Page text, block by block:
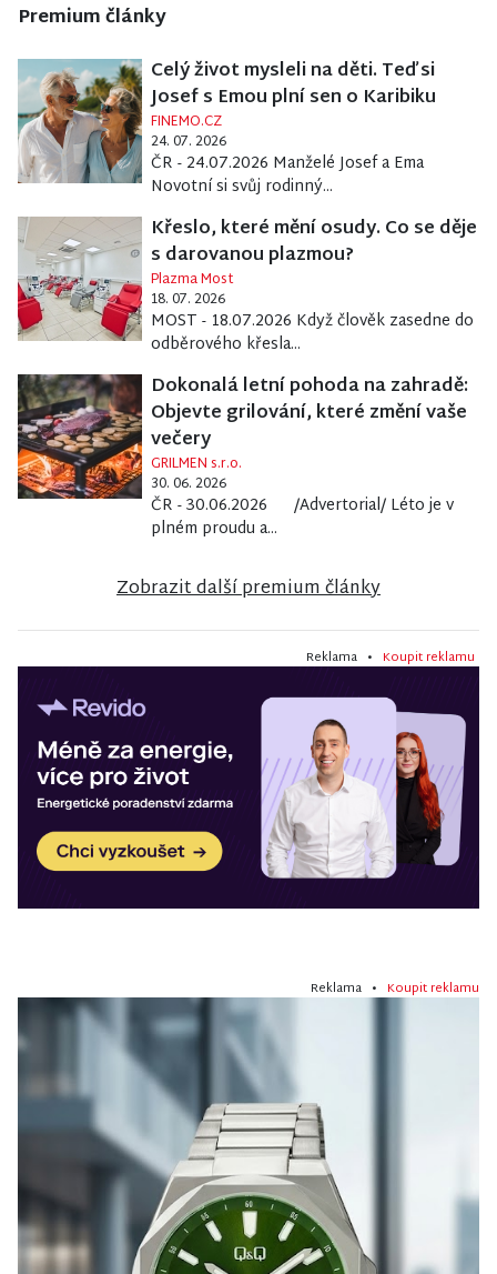
Premium články
Celý život mysleli na děti. Teď si
Josef s Emou plní sen o Karibiku
FINEMO.CZ
24. 07. 2026
ČR - 24.07.2026 Manželé Josef a Ema
Novotní si svůj rodinný...
Křeslo, které mění osudy. Co se děje
s darovanou plazmou?
Plazma Most
18. 07. 2026
MOST - 18.07.2026 Když člověk zasedne do
odběrového křesla...
Dokonalá letní pohoda na zahradě:
Objevte grilování, které změní vaše
večery
GRILMEN s.r.o.
30. 06. 2026
ČR - 30.06.2026 /Advertorial/ Léto je v
plném proudu a...
Zobrazit další premium články
Reklama • Koupit reklamu
Reklama • Koupit reklamu